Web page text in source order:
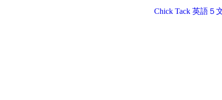
Chick Tack 英語５